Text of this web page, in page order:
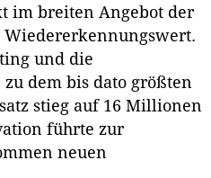
im breiten Angebot der
und die
dem bis dato größten
stieg auf 16 Millionen
führte zur
neuen